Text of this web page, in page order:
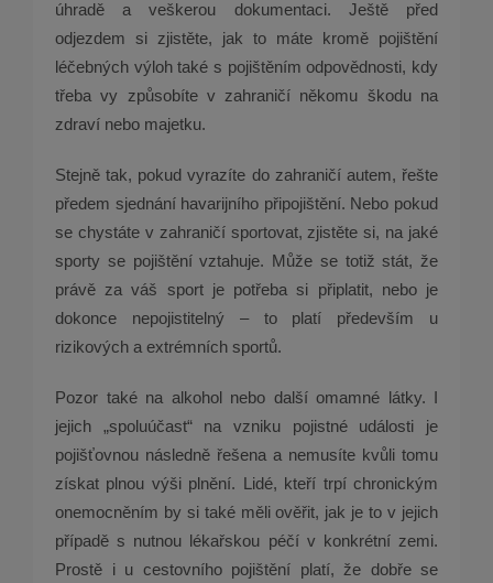
úhradě a veškerou dokumentaci. Ještě před
odjezdem si zjistěte, jak to máte kromě pojištění
léčebných výloh také s pojištěním odpovědnosti, kdy
třeba vy způsobíte v zahraničí někomu škodu na
zdraví nebo majetku.
Stejně tak, pokud vyrazíte do zahraničí autem, řešte
předem sjednání havarijního připojištění. Nebo pokud
se chystáte v zahraničí sportovat, zjistěte si, na jaké
sporty se pojištění vztahuje. Může se totiž stát, že
právě za váš sport je potřeba si připlatit, nebo je
dokonce nepojistitelný – to platí především u
rizikových a extrémních sportů.
Pozor také na alkohol nebo další omamné látky. I
jejich „spoluúčast“ na vzniku pojistné události je
pojišťovnou následně řešena a nemusíte kvůli tomu
získat plnou výši plnění. Lidé, kteří trpí chronickým
onemocněním by si také měli ověřit, jak je to v jejich
případě s nutnou lékařskou péčí v konkrétní zemi.
Prostě i u cestovního pojištění platí, že dobře se